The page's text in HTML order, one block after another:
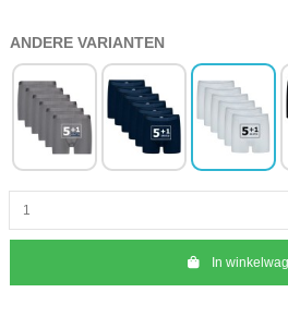
ANDERE VARIANTEN
In